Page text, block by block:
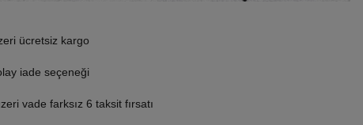
ücretsiz kargo
iade seçeneği
vade farksız 6 taksit fırsatı